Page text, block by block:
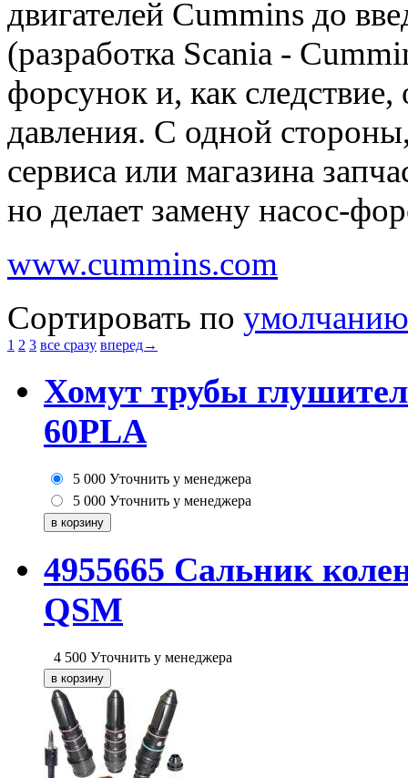
двигателей Cummins до
(разработка Scania -
форсунок и, как следствие,
давления. С одной
сервиса или магазина
но делает замену насос-
www.cummins.com
Сортировать по умолчанию
1 2 3 все сразу вперед→
Хомут трубы
60PLA
5 000 Уточнить у менеджера
5 000 Уточнить у менеджера
4955665 Сальник
QSM
4 500 Уточнить у менеджера